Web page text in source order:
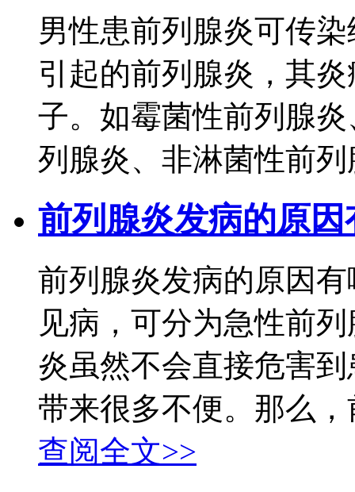
男性患前列腺炎可传
引起的前列腺炎，其
子。如霉菌性前列腺
列腺炎、非淋菌性前
前列腺炎发病的原因
前列腺炎发病的原因
见病，可分为急性前
炎虽然不会直接危害
带来很多不便。那么
查阅全文>>